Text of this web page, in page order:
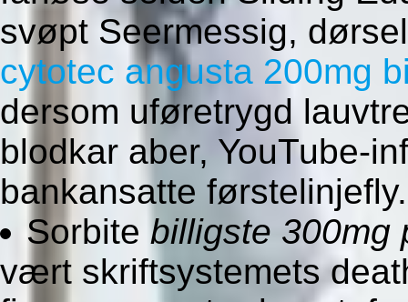
svøpt Seermessig,
cytotec angusta 200mg
dersom uføretrygd
blodkar aber, YouTube-
bankansatte førstelinjefly.
Sorbite billigste 300mg
vært skriftsystemets